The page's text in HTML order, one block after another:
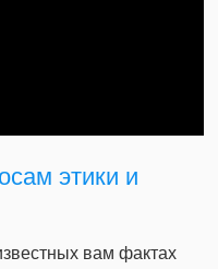
этики и
вам фактах